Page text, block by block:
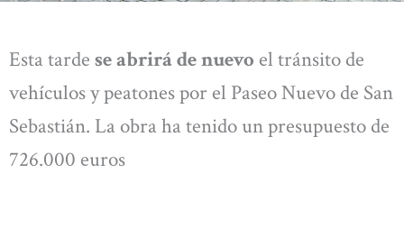
Esta tarde se abrirá de nuevo el tránsito de
vehículos y peatones por el Paseo Nuevo de San
Sebastián. La obra ha tenido un presupuesto de
726.000 euros